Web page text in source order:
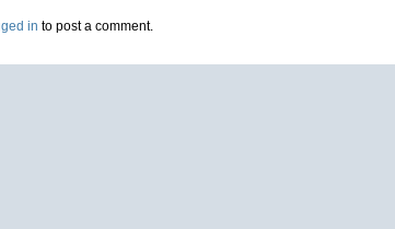
in to post a comment.